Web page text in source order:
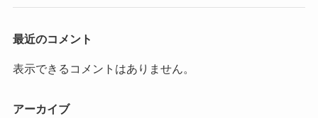
最近のコメント
表示できるコメントはありません。
アーカイブ